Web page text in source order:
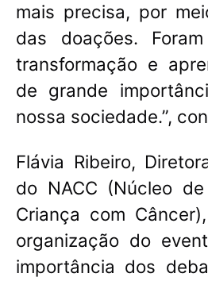
mais precisa, por
das doações.
transformação e
de grande
nossa sociedade.”,
Flávia Ribeiro,
do NACC (Núcleo
Criança com
organização do
importância dos